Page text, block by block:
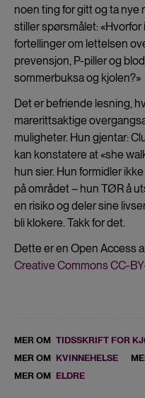
noen ting for gitt og ta nye
stiller spørsmålet:
fortellinger om lettelsen
prevensjon, P-piller og
sommerbuksa og kjolen?»
Det er befriende lesning,
marerittsaktige
muligheter. Hun gjentar:
kan konstatere at «she
hun sier. Hun formidler
på området – hun TØR å
en risiko og deler sine
bli klokere. Takk for det.
Dette er en Open Access
Creative Commons CC-
MER OM TIDSSKRIFT FOR
MER OM KVINNEHELSE
MER OM ELDRE